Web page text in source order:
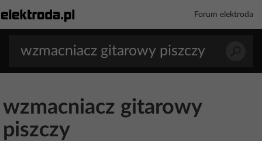
Forum elektroda
wzmacniacz gitarowy
piszczy